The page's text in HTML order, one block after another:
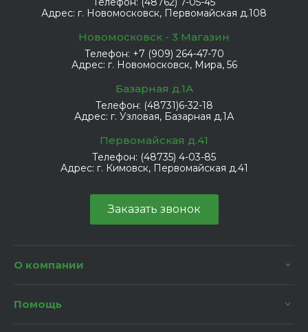
Адрес: г. Новомосковск, Первомайская д.108
Новомосковск - 3 Магазин
Телефон: +7 (909) 264-47-70
Адрес: г. Новомосковск, Мира, 56
Базарная д.1А
Телефон: (48731)6-32-18
Адрес: г. Узловая, Базарная д.1А
Первомайская д.41
Телефон: (48735) 4-03-85
Адрес: г. Кимовск, Первомайская д.41
Заказать звонок
О компании
Помощь